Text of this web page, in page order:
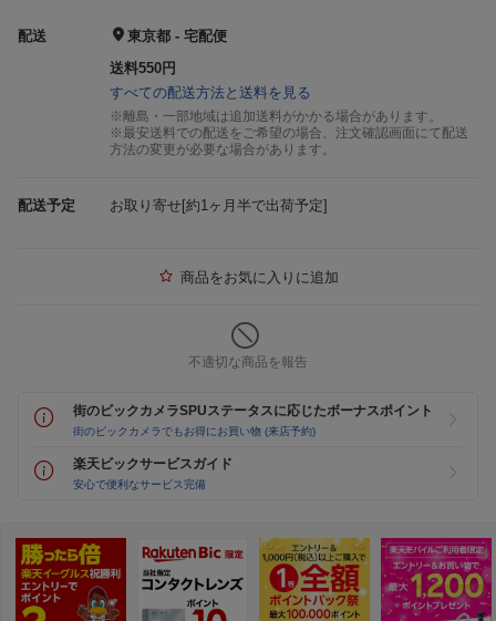
配送
東京都 - 宅配便
送料550円
すべての配送方法と送料を見る
※離島・一部地域は追加送料がかかる場合があります。
※最安送料での配送をご希望の場合、注文確認画面にて配送
方法の変更が必要な場合があります。
配送予定 お取り寄せ[約1ヶ月半で出荷予定]
商品をお気に入りに追加
不適切な商品を報告
街のビックカメラSPUステータスに応じたボーナスポイント
街のビックカメラでもお得にお買い物 (来店予約)
楽天ビックサービスガイド
安心で便利なサービス完備